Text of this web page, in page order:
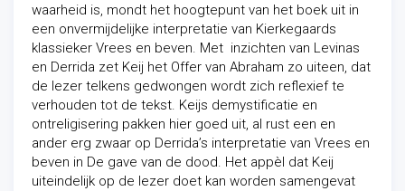
waarheid is, mondt het hoogtepunt van het boek uit in
een onvermijdelijke interpretatie van Kierkegaards
klassieker Vrees en beven. Met inzichten van Levinas
en Derrida zet Keij het Offer van Abraham zo uiteen, dat
de lezer telkens gedwongen wordt zich reflexief te
verhouden tot de tekst. Keijs demystificatie en
ontreligisering pakken hier goed uit, al rust een en
ander erg zwaar op Derrida’s interpretatie van Vrees en
beven in De gave van de dood. Het appèl dat Keij
uiteindelijk op de lezer doet kan worden samengevat